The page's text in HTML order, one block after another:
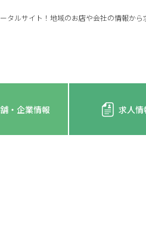
タルサイト！地域のお店や会社の情報から
・企業情報 求人情